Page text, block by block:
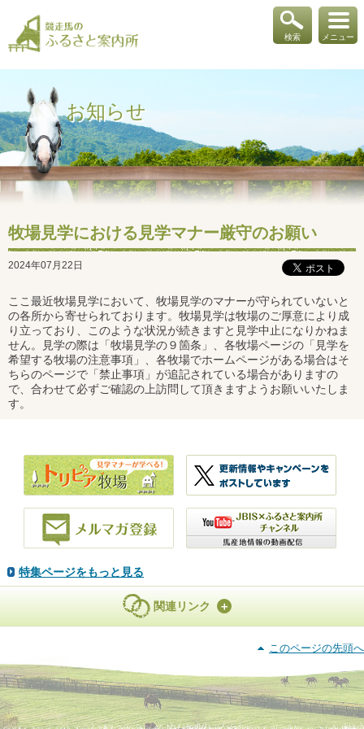
メニュー
検索
お知らせ
牧場見学における見学マナー厳守のお願い
2024年07月22日
ここ最近牧場見学において、牧場見学のマナーが守られていないと
の各所から寄せられております。牧場見学は牧場のご厚意により成
り立っており、このような状況が続きますと見学中止になりかねま
せん。見学の際は「牧場見学の９箇条」、各牧場ページの「見学を
希望する牧場の注意事項」、各牧場でホームページがある場合はそ
ちらのページで「禁止事項」が追記されている場合がありますの
で、合わせて必ずご確認の上訪問して頂きますようお願いいたしま
す。
特集ページをもっと見る
関連リンク
このページの先頭へ